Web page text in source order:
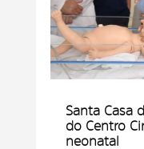
Santa Casa
do Centro
neonatal